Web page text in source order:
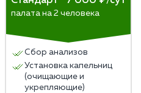
палата на 2 человека
Сбор анализов
Установка капельниц
(очищающие и
укрепляющие)